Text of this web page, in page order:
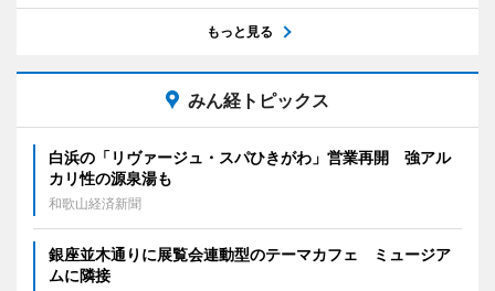
もっと見る
みん経トピックス
白浜の「リヴァージュ・スパひきがわ」営業再開 強アル
カリ性の源泉湯も
和歌山経済新聞
銀座並木通りに展覧会連動型のテーマカフェ ミュージア
ムに隣接